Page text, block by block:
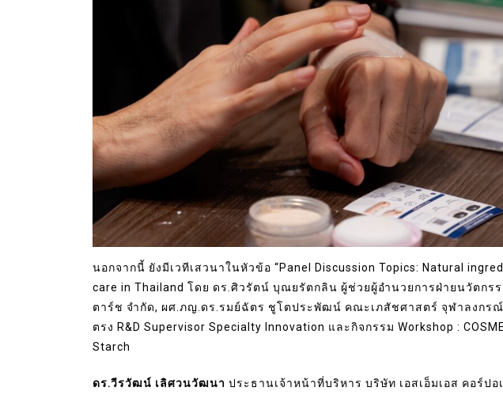
นอกจากนี้ ยังมีเวทีเสวนาในหัวข้อ “Panel Discussion Topics: Natural
care in Thailand โดย ดร.ศิวรัตน์ บุณยรัตกลิน ผู้ช่วยผู้อำนวยการฝ่ายนวัตกร
ตาร์ช จำกัด, ผศ.ภญ.ดร.รมย์ฉัตร ชูโตประพัฒน์ คณะเภสัชศาสตร์ จุฬาลงก
ตรง R&D Supervisor Specialty Innovation และกิจกรรม Workshop :
Starch
ดร.วีรวัฒน์ เลิศวนวัฒนา ประธานเจ้าหน้าที่บริหาร บริษัท เอสเอ็มเอส คอร์ปอ